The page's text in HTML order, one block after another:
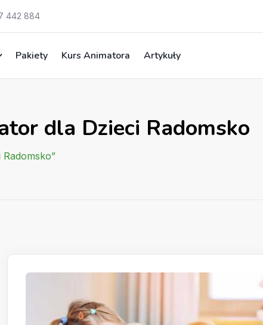
442 884
Pakiety Kurs Animatora Artykuły
dla Dzieci Radomsko